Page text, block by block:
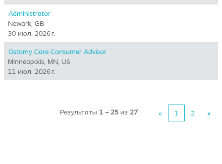
Administrator
Newark, GB
30 июл. 2026 г.
Ostomy Care Consumer Advisor
Minneapolis, MN, US
11 июл. 2026 г.
Результаты 1 – 25 из 27 « 1 2 »